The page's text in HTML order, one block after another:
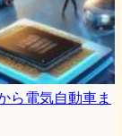
ら電気自動車ま